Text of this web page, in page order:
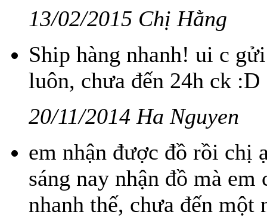
13/02/2015 Chị Hằng
Ship hàng nhanh! ui c
luôn, chưa đến 24h ck :D
20/11/2014 Ha Nguyen
em nhận được đồ rồi chị
sáng nay nhận đồ mà
nhanh thế, chưa đến một